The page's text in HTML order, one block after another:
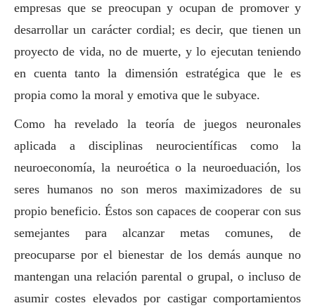
empresas que se preocupan y ocupan de promover y
desarrollar un carácter cordial; es decir, que tienen un
proyecto de vida, no de muerte, y lo ejecutan teniendo
en cuenta tanto la dimensión estratégica que le es
propia como la moral y emotiva que le subyace.
Como ha revelado la teoría de juegos neuronales
aplicada a disciplinas neurocientíficas como la
neuroeconomía, la neuroética o la neuroeduación, los
seres humanos no son meros maximizadores de su
propio beneficio. Éstos son capaces de cooperar con sus
semejantes para alcanzar metas comunes, de
preocuparse por el bienestar de los demás aunque no
mantengan una relación parental o grupal, o incluso de
asumir costes elevados por castigar comportamientos